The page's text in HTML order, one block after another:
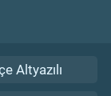
Altyazılı